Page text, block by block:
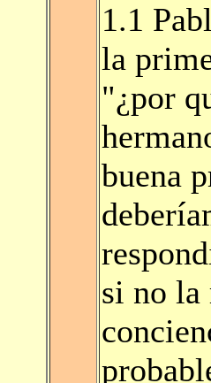
1.1
la
"¿por
buena
si no la